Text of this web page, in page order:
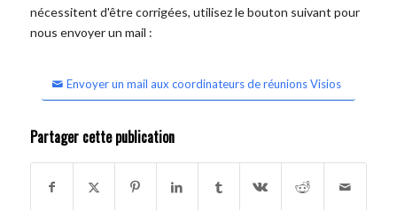
nécessitent d'être corrigées, utilisez le bouton suivant pour
nous envoyer un mail :
Envoyer un mail aux coordinateurs de réunions Visios
Partager cette publication